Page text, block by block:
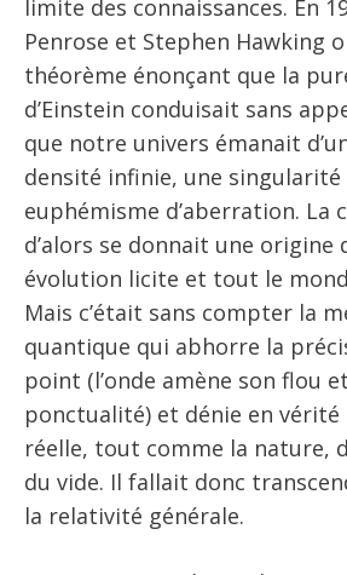
limite des connaissances. En
Penrose et Stephen Hawking
théorème énonçant que la
d’Einstein conduisait sans
que notre univers émanait
densité infinie, une
euphémisme d’aberration. La
d’alors se donnait une origine
évolution licite et tout le
Mais c’était sans compter la
quantique qui abhorre la
point (l’onde amène son flou
ponctualité) et dénie en vérité
réelle, tout comme la nature,
du vide. Il fallait donc
la relativité générale.